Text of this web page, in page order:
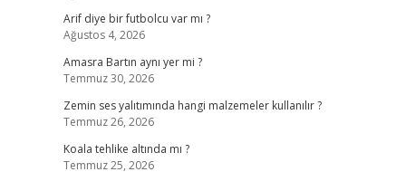
Arif diye bir futbolcu var mı ?
Ağustos 4, 2026
Amasra Bartın aynı yer mi ?
Temmuz 30, 2026
Zemin ses yalıtımında hangi malzemeler kullanılır ?
Temmuz 26, 2026
Koala tehlike altında mı ?
Temmuz 25, 2026